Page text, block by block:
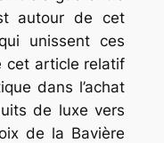
autour de cet
unissent ces
cet article relatif
dans l’achat
de luxe vers
de la Bavière